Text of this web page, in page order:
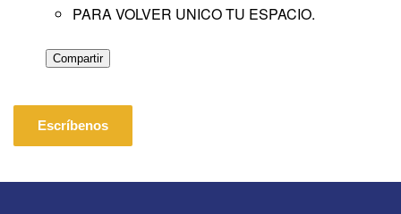
PARA VOLVER UNICO TU ESPACIO.
Compartir
Escríbenos